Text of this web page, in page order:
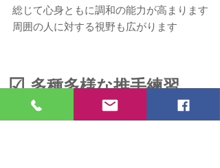
総じて心身ともに調和の能力が高まります
周囲の人に対する視野も広がります
☑︎多種多様な推手練習
を通して